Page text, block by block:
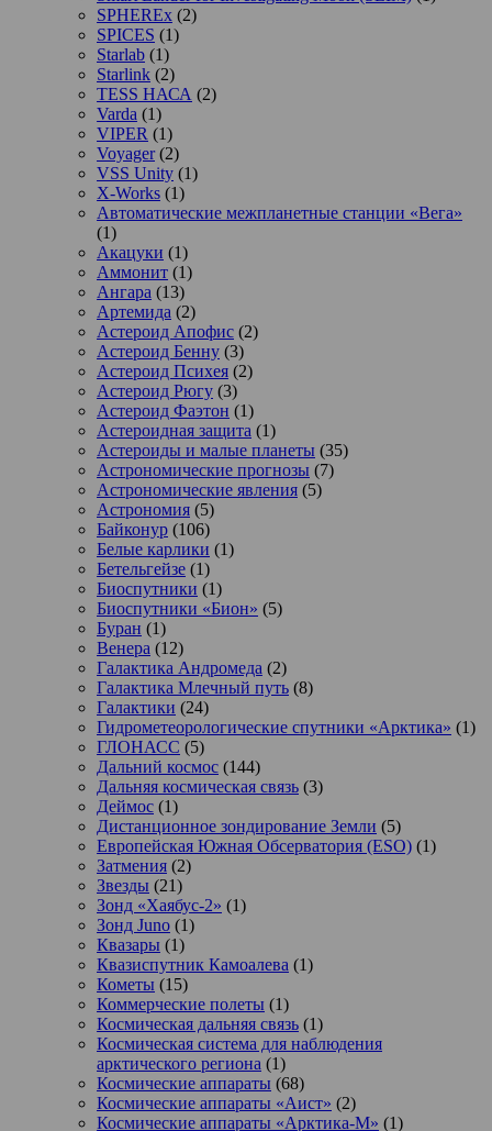
SPHEREx (2)
SPICES (1)
Starlab (1)
Starlink (2)
TESS НАСА (2)
Varda (1)
VIPER (1)
Voyager(2)
VSS Unity (1)
X-Works (1)
Автоматические межпланетные станции «Вега»
(1)
Акацуки (1)
Аммонит (1)
Ангара (13)
Артемида (2)
Астероид Апофис (2)
Астероид Бенну (3)
Астероид Психея (2)
Астероид Рюгу (3)
Астероид Фаэтон (1)
Астероидная защита (1)
Астероиды и малые планеты (35)
Астрономические прогнозы (7)
Астрономические явления (5)
Астрономия (5)
Байконур (106)
Белые карлики (1)
Бетельгейзе (1)
Биоспутники (1)
Биоспутники «Бион» (5)
Буран (1)
Венера (12)
Галактика Андромеда (2)
Галактика Млечный путь (8)
Галактики (24)
Гидрометеорологические спутники «Арктика» (1)
ГЛОНАСС (5)
Дальний космос (144)
Дальняя космическая связь (3)
Деймос (1)
Дистанционное зондирование Земли (5)
Европейская Южная Обсерватория (ESO) (1)
Затмения (2)
Звезды (21)
Зонд «Хаябус-2» (1)
Зонд Juno (1)
Квазары (1)
Квазиспутник Камоалева (1)
Кометы (15)
Коммерческие полеты (1)
Космическая дальняя связь (1)
Космическая система для наблюдения
арктического региона (1)
Космические аппараты (68)
Космические аппараты «Аист» (2)
Космические аппараты «Арктика-М» (1)